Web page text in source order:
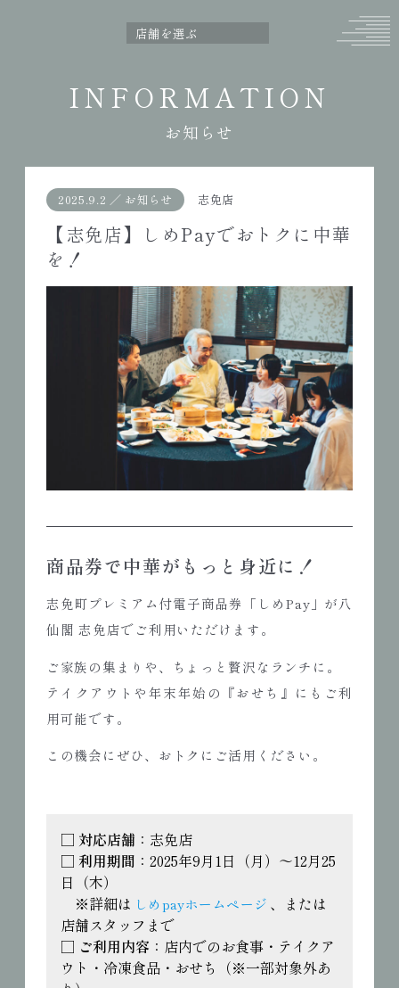
INFORMATION
お知らせ
2025.9.2 ／ お知らせ 志免店
【志免店】しめPayでおトクに中華
を！
商品券で中華がもっと身近に！
志免町プレミアム付電子商品券「しめPay」が八
仙閣 志免店でご利用いただけます。
ご家族の集まりや、ちょっと贅沢なランチに。
テイクアウトや年末年始の『おせち』にもご利
用可能です。
この機会にぜひ、おトクにご活用ください。
□ 対応店舗 ：志免店
□ 利用期間 ：2025年9月1日（月）～12月25
日（木）
※詳細は しめpayホームページ 、または
店舗スタッフまで
□ ご利用内容 ：店内でのお食事・テイクア
ウト・冷凍食品・おせち（※一部対象外あ